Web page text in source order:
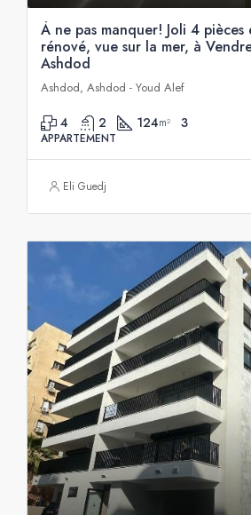
À ne pas manquer! Joli 4 pièces
rénové, vue sur la mer, à
Ashdod
Ashdod, Ashdod - Youd Alef
4 2 124m² 3
APPARTEMENT
Eli Guedj